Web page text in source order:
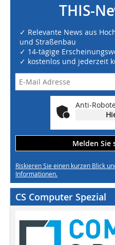
THIS-
✓ Relevante News aus
und Straßenbau
✓ 14-tägige
✓ kostenlos und jederzeit
Anti-
Melden Sie
Riskieren Sie einen kurzen Blick
Informationen.
CS Computer Spezial